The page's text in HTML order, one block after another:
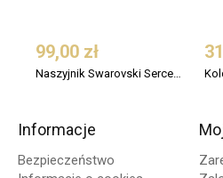
99,00 zł
Naszyjnik Swarovski Serce Srebro 925 Pozłacany
Informacje
Bezpieczeństwo